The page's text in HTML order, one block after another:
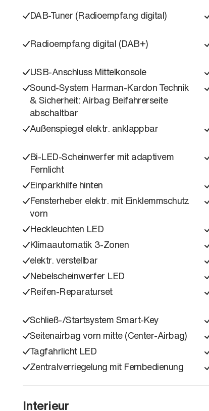
DAB-Tuner (Radioempfang digital)
Radioempfang digital (DAB+)
USB-Anschluss Mittelkonsole
Sound-System Harman-Kardon Technik
& Sicherheit: Airbag Beifahrerseite
abschaltbar
Außenspiegel elektr. anklappbar
Bi-LED-Scheinwerfer mit adaptivem
Fernlicht
Einparkhilfe hinten
Fensterheber elektr. mit Einklemmschutz
vorn
Heckleuchten LED
Klimaautomatik 3-Zonen
elektr. verstellbar
Nebelscheinwerfer LED
Reifen-Reparaturset
Schließ-/Startsystem Smart-Key
Seitenairbag vorn mitte (Center-Airbag)
Tagfahrlicht LED
Zentralverriegelung mit Fernbedienung
Interieur